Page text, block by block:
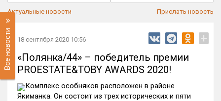
Актуальные новости Прислать новость
Все новости 18 сентября 2020 10:56 +
«Полянка/44» – победитель премии
PROESTATE&TOBY AWARDS 2020!
Комплекс особняков расположен в районе
Якиманка. Он состоит из трех исторических и пяти